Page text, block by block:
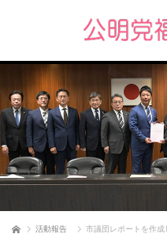
ホーム 活動報告 市議団レポートを作成